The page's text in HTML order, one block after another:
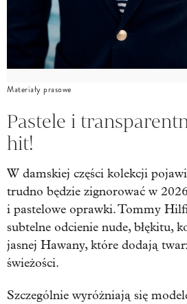
Materiały prasowe
Pastele i
hit!
W damskiej części kolekcji
trudno będzie zignorować w
i pastelowe oprawki. Tommy
subtelne odcienie nude, błękitu,
jasnej Hawany, które dodają
świeżości.
Szczególnie wyróżniają się